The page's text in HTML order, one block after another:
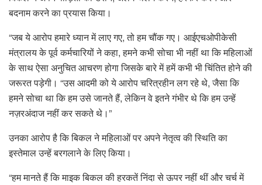
बदनाम करने का प्रयास किया।
“जब ये आरोप हमारे ध्यान में लाए गए, तो हम चौंक गए। आईएचओपीकेसी
मंत्रालय के पूर्व कर्मचारियों ने कहा, हमने कभी सोचा भी नहीं था कि महिलाओं
के साथ ऐसा अनुचित आचरण होगा जिसके बारे में हमें कभी भी चिंतित होने की
जरूरत पड़ेगी। “उस आदमी को ये आरोप चरित्रहीन लग रहे थे, जैसा कि
हमने सोचा था कि हम उसे जानते हैं, लेकिन वे इतने गंभीर थे कि हम उन्हें
नज़रअंदाज नहीं कर सकते थे।”
उनका आरोप है कि बिकल ने महिलाओं पर अपने नेतृत्व की स्थिति का
इस्तेमाल उन्हें बरगलाने के लिए किया।
“हम मानते हैं कि माइक बिकल की हरकतें निंदा से ऊपर नहीं थीं और चर्च में